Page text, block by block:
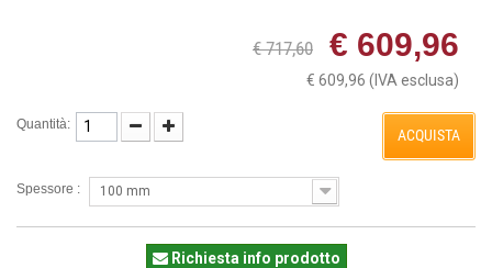
€ 609,96
€ 717,60
€ 609,96 (IVA esclusa)
Quantità:
ACQUISTA
Spessore : 100 mm
Richiesta info prodotto